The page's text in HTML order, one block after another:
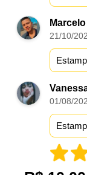
21/10/
01/08/